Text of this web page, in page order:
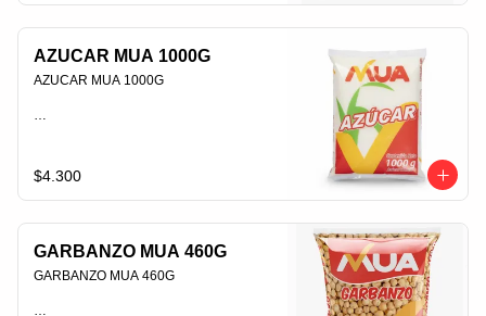
AZUCAR MUA 1000G
AZUCAR MUA 1000G
PLU 006396
$4.300
GARBANZO MUA 460G
GARBANZO MUA 460G